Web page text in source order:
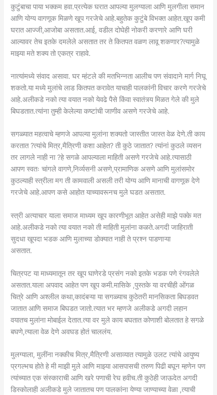
कुटुंबाचा पाया भक्कम हवा.प्रत्येक घरात आपल्या मुलग्याला आणि मुलगीला समान
आणि योग्य वागणूक मिळणे खूप गरजेचे आहे.बहुतेक कुटुंबे विभक्त आहेत.खूप कमी
घरात आज्जी,आजोबा असतात.आई, वडील दोघेही नोकरी करणारे आणि घरी
आल्यावर तेच इतके दमलेले असतात तर ते कितपत वळण लावू शकणार?त्यामुळे
माझ्या मते शक्य तो एकत्र राहावे.
नात्यांमध्ये संवाद असावा. घर म्हंटले की मतभिन्नता आलीच पण संवादाने मार्ग निघू
शकतो.या मध्ये मुलांचे लाड कितपत करावेत याचाही पालकांनी विचार करणे गरजेचे
आहे.अलीकडे नको त्या वयात नको येवढे पैसे किंवा स्वातंत्र्य मिळत गेले की मुले
बिघडतात.त्यांना तुम्ही केलेल्या कष्टांची जाणीव असणे गरजेचे आहे.
सगळ्यात महत्वाचे म्हणजे आपल्या मुलांना शक्यतो जास्तीत जास्त वेळ देणे.ती काय
करतात ?त्यांचे मित्र,मैत्रिणी कशा आहेत? ती कुठे जातात? त्यांनां कुठले व्यसन
तर लागले नाही ना ?हे सगळे आपल्याला माहिती असणे गरजेचे आहे.त्यासाठी
आपण स्वतः चांगले वागणे,निर्व्यसनी असणे,प्रामाणिक असणे आणि मुलांसमोर
कुठल्याही स्त्रीला मग ती कामवाली असली तरी योग्य आणि मानाची वागणूक देणे
गरजेचे आहे.आपण कसे आहोत याच्यावरूनच मुले घडत असतात.
स्त्री अत्याचार याला समाज माध्यम खूप कारणीभूत आहेत असेही माझे पक्के मत
आहे.अलीकडे नको त्या वयात नको ती माहिती मुलांना कळते.अगदी जाहिराती
सुदधा खूपदा भडक आणि मुलाच्या डोक्यात नाही ते प्रश्न पाडणाऱ्या
असतात.
चित्रपट या माध्यमातून तर खूप घाणेरडे प्रसंग नको इतके भडक पणे रंगवलेले
असतात.याला अपवाद आहेत पण खूप कमी.मासिके ,पुस्तके या वरचीही ओंगळ
चित्रे आणि अश्लील कथा,कादंबऱ्या या सगळ्याच कुठेतरी मानसिकता बिघडवत
जातात आणि समाज बिघडत जातो.त्यात भर म्हणजे अलीकडे अगदी लहान
वयातच मुलांना मोबाईल देतात.त्या वर मुले काय बघतात कोणाशी बोलतात हे सगळे
बघणे,त्याला वेळ देणे अवघड होतं चाललंय.
मुलग्याला, मुलींना नक्कीच मित्र,मैत्रिणी असाव्यात त्यामुळे उलट त्यांचे आयुष्य
प्रगल्भच होते हे मी माझी मुले आणि माझ्या आसपासची तरुण पिढी बघून म्हणेन पण
त्यांच्यात एक संस्काराची आणि खरे पणाची रेघ हवीच.ती कुठेही जाऊदेत अगदी
डिस्कोलाही अलीकडे मुले जातातच पण पालकांना येण्या जाण्याच्या वेळा ,त्याची